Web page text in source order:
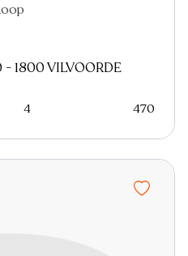
1800 VILVOORDE
4 470